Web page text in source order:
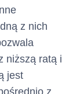
z nich
niższą ratą i
jest
z